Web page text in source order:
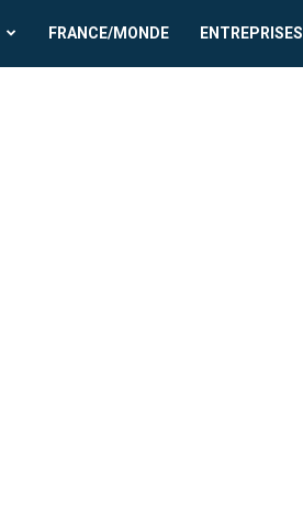
FRANCE/MONDE ENTREPRISES